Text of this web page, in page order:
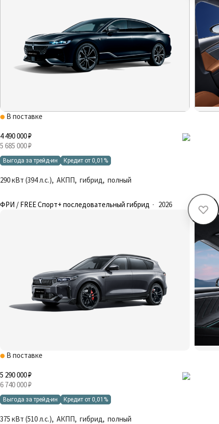
В поставке
4 490 000 ₽
5 685 000 ₽
Выгода за трейд-ин Кредит от 0,01%
290 кВт (394 л.с.), АКПП, гибрид, полный
ФРИ / FREE Спорт+ последовательный гибрид · 2026
В поставке
5 290 000 ₽
6 740 000 ₽
Выгода за трейд-ин Кредит от 0,01%
375 кВт (510 л.с.), АКПП, гибрид, полный